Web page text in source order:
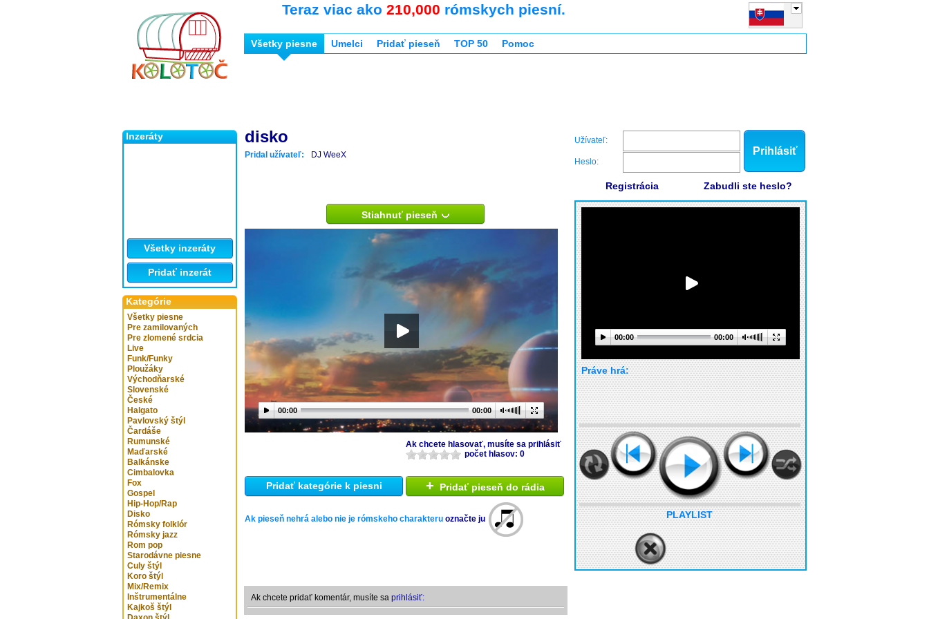
Inzeráty
Všetky inzeráty
Pridať inzerát
Kategórie
Všetky piesne
Pre zamilovaných
Pre zlomené srdcia
Live
Funk/Funky
Ploužáky
Východňarské
Slovenské
České
Halgato
Pavlovský štýl
Čardáše
Rumunské
Maďarské
Balkánske
Cimbalovka
Fox
Gospel
Hip-Hop/Rap
Disko
Rómsky folklór
Rómsky jazz
Rom pop
Starodávne piesne
Culy štýl
Koro štýl
Mix/Remix
Inštrumentálne
Kajkoš štýl
Teraz viac ako 210,000 rómskych piesní.
Všetky piesne Umelci Pridať pieseň TOP 50 Pomoc
disko
Pridal užívateľ: DJ WeeX
Stiahnuť pieseň
00:00 00:00
Ak chcete hlasovať, musíte sa prihlásiť
počet hlasov: 0
Pridať kategórie k piesni + Pridať pieseň do rádia
Ak pieseň nehrá alebo nie je rómskeho charakteru označte ju
Ak chcete pridať komentár, musíte sa prihlásiť:
Užívateľ:
Heslo:
Prihlásiť
Registrácia Zabudli ste heslo?
00:00 00:00
Práve hrá:
PLAYLIST